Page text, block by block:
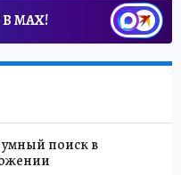
МАХ!
поиск в